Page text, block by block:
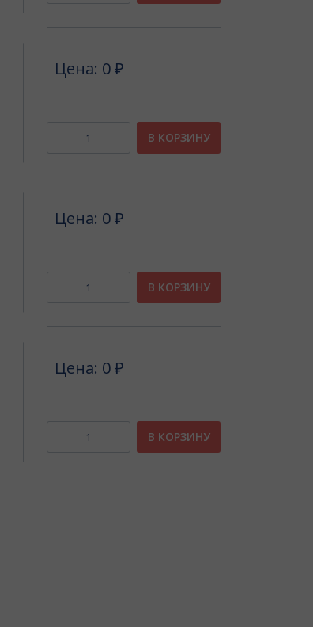
Цена: 0 ₽
В КОРЗИНУ
Цена: 0 ₽
В КОРЗИНУ
Цена: 0 ₽
В КОРЗИНУ